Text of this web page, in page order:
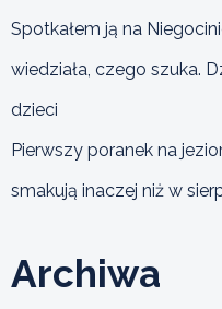
Spotkałem ją na
wiedziała, czego szuka.
dzieci
Pierwszy poranek na
smakują inaczej niż w
Archiwa